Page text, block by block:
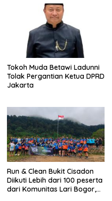
Tokoh Muda Betawi Ladunni
Tolak Pergantian Ketua DPRD
Jakarta
Run & Clean Bukit Cisadon
Diikuti Lebih dari 100 peserta
dari Komunitas Lari Bogor,